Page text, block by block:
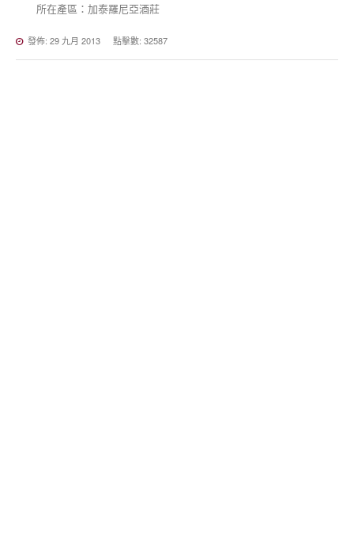
所在產區：加泰羅尼亞酒莊
發佈: 29 九月 2013 點擊數: 32587